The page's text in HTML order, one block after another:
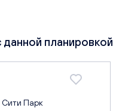
данной планировкой
Сити Парк